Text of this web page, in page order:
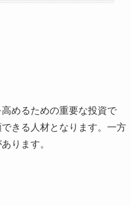
めるための重要な投資で
きる人材となります。一方
ります。